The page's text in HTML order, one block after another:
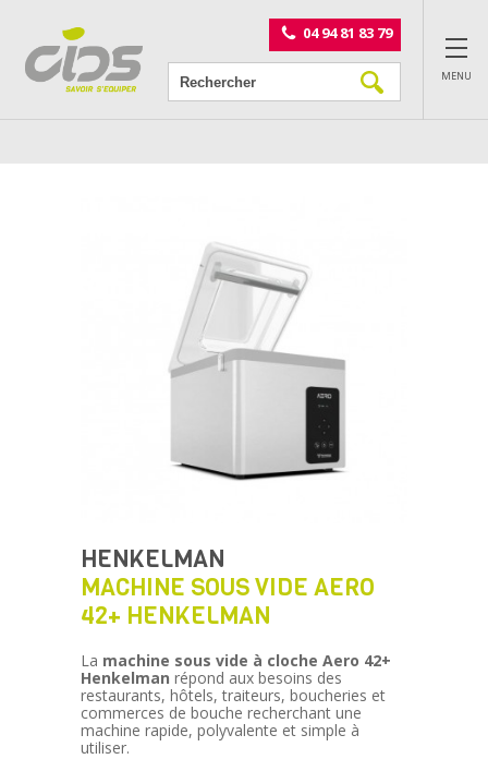
04 94 81 83 79
MENU
HENKELMAN
MACHINE SOUS VIDE AERO
42+ HENKELMAN
La machine sous vide à cloche Aero 42+
Henkelman répond aux besoins des
restaurants, hôtels, traiteurs, boucheries et
commerces de bouche recherchant une
machine rapide, polyvalente et simple à
utiliser.